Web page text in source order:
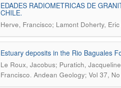
EDADES RADIOMETRICAS DE
CHILE.
Herve, Francisco; Lamont Doherty,
Estuary deposits in the Rio Baguales
Le Roux, Jacobus; Puratich,
Francisco. Andean Geology; Vol 37,